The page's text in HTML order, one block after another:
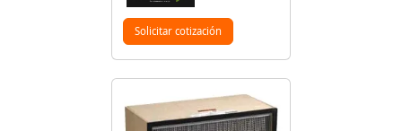
Solicitar cotización